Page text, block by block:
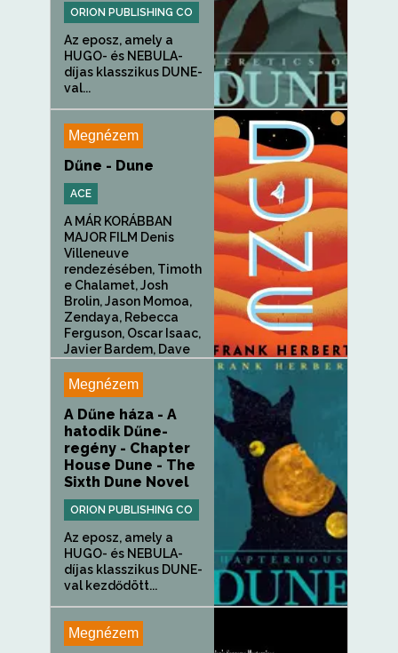
ORION PUBLISHING CO
Az eposz, amely a
HUGO- és NEBULA-
díjas klasszikus DUNE-
val...
Megnézem
Dűne - Dune
ACE
A MÁR KORÁBBAN
MAJOR FILM Denis
Villeneuve
rendezésében, Timoth
e Chalamet, Josh
Brolin, Jason Momoa,
Zendaya, Rebecca
Ferguson, Oscar Isaac,
Javier Bardem, Dave
Skarsg...
Megnézem
A Dűne háza - A
hatodik Dűne-
regény - Chapter
House Dune - The
Sixth Dune Novel
ORION PUBLISHING CO
Az eposz, amely a
HUGO- és NEBULA-
díjas klasszikus DUNE-
val kezdődött...
Megnézem